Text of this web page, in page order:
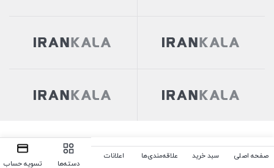
صفحه اصلی سبد خرید علاقه‌مندی‌ها
اعلانات
دسته‌ها
تسویه حساب